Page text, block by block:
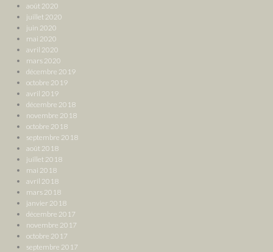
août 2020
juillet 2020
juin 2020
mai 2020
avril 2020
mars 2020
décembre 2019
octobre 2019
avril 2019
décembre 2018
novembre 2018
octobre 2018
septembre 2018
août 2018
juillet 2018
mai 2018
avril 2018
mars 2018
janvier 2018
décembre 2017
novembre 2017
octobre 2017
septembre 2017